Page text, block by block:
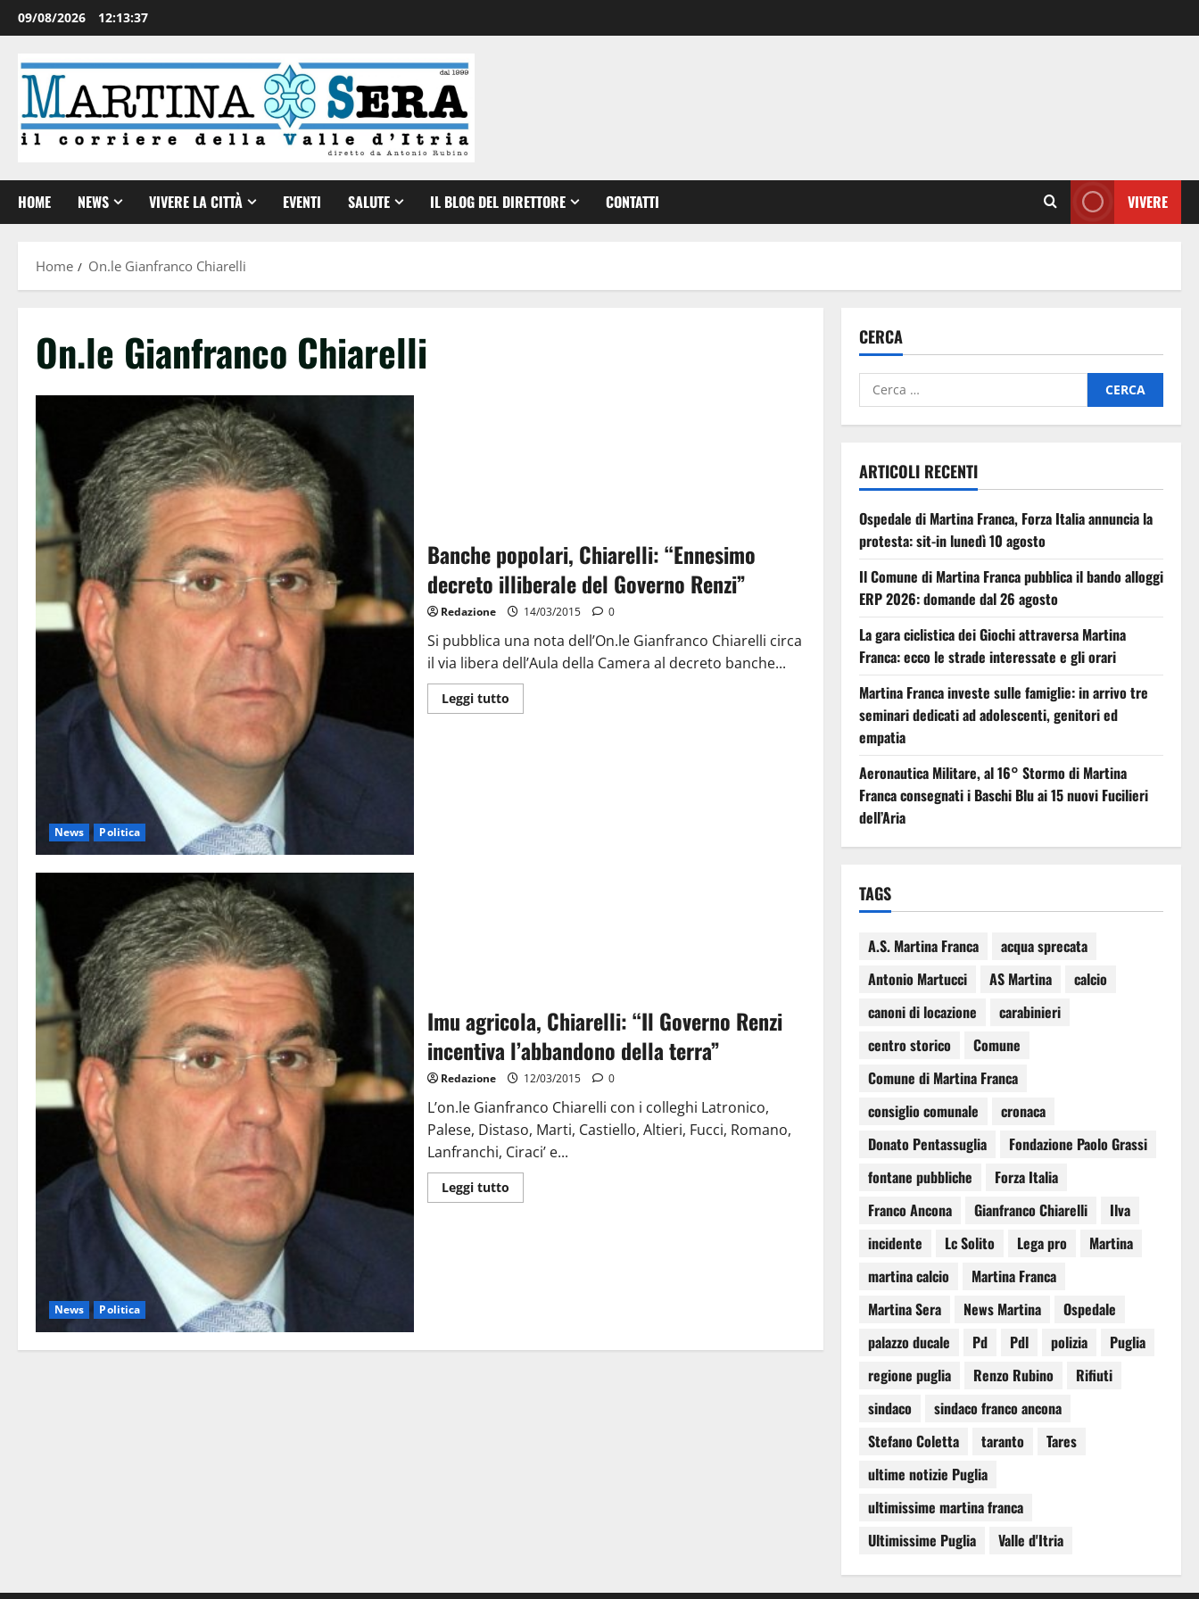
09/08/2026 12:13:37
HOME NEWS VIVERE LA CITTÀ EVENTI SALUTE IL BLOG DEL DIRETTORE CONTATTI VIVERE
Home On.le Gianfranco Chiarelli
On.le Gianfranco Chiarelli
News Politica
Banche popolari, Chiarelli: “Ennesimo
decreto illiberale del Governo Renzi”
Redazione 14/03/2015 0
Si pubblica una nota dell’On.le Gianfranco Chiarelli circa
il via libera dell’Aula della Camera al decreto banche...
Leggi tutto
News Politica
Imu agricola, Chiarelli: “Il Governo Renzi
incentiva l’abbandono della terra”
Redazione 12/03/2015 0
L’on.le Gianfranco Chiarelli con i colleghi Latronico,
Palese, Distaso, Marti, Castiello, Altieri, Fucci, Romano,
Lanfranchi, Ciraci’ e...
Leggi tutto
CERCA
ARTICOLI RECENTI
Ospedale di Martina Franca, Forza Italia annuncia la
protesta: sit-in lunedì 10 agosto
Il Comune di Martina Franca pubblica il bando alloggi
ERP 2026: domande dal 26 agosto
La gara ciclistica dei Giochi attraversa Martina
Franca: ecco le strade interessate e gli orari
Martina Franca investe sulle famiglie: in arrivo tre
seminari dedicati ad adolescenti, genitori ed
empatia
Aeronautica Militare, al 16° Stormo di Martina
Franca consegnati i Baschi Blu ai 15 nuovi Fucilieri
dell’Aria
TAGS
A.S. Martina Franca
acqua sprecata
Antonio Martucci
AS Martina
calcio
canoni di locazione
carabinieri
centro storico
Comune
Comune di Martina Franca
consiglio comunale
cronaca
Donato Pentassuglia
Fondazione Paolo Grassi
fontane pubbliche
Forza Italia
Franco Ancona
Gianfranco Chiarelli
Ilva
incidente
Lc Solito Lega pro
Martina
martina calcio
Martina Franca
Martina Sera
News Martina
Ospedale
palazzo ducale
Pd Pdl polizia
Puglia
regione puglia
Renzo Rubino
Rifiuti
sindaco
sindaco franco ancona
Stefano Coletta
taranto
Tares
ultime notizie Puglia
ultimissime martina franca
Ultimissime Puglia
Valle d'Itria